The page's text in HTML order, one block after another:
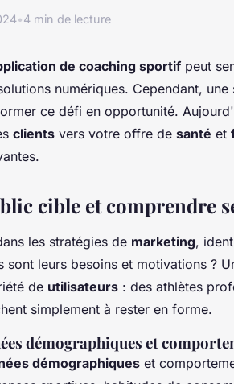
•4 min de lecture
de coaching sportif peut
numériques. Cependant, une
ce défi en opportunité.
clients vers votre offre de santé et
cible et comprendre
les stratégies de marketing,
sont leurs besoins et motivations ?
de utilisateurs : des athlètes
simplement à rester en forme.
démographiques et
démographiques et